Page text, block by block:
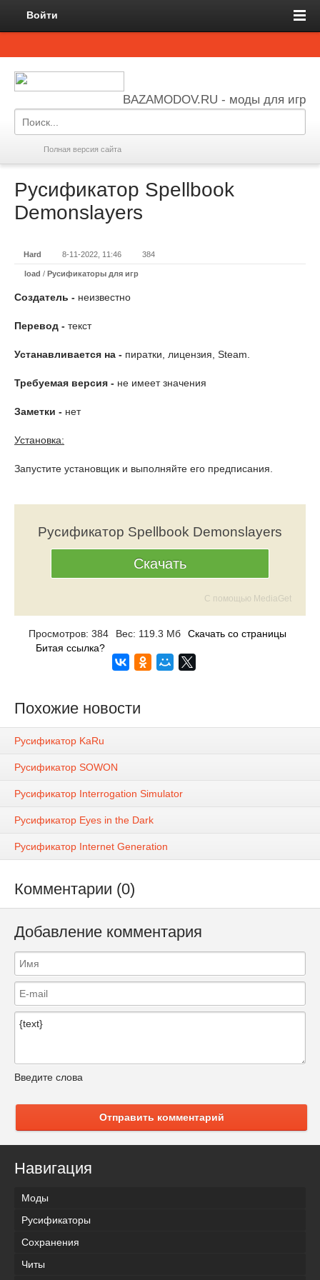
Войти
BAZAMODOV.RU - моды для игр
Полная версия сайта
Русификатор Spellbook
Demonslayers
Hard 8-11-2022, 11:46 384
load / Русификаторы для игр
Создатель - неизвестно
Перевод - текст
Устанавливается на - пиратки, лицензия, Steam.
Требуемая версия - не имеет значения
Заметки - нет
Установка:
Запустите установщик и выполняйте его предписания.
Русификатор Spellbook Demonslayers
Скачать
С помощью MediaGet
Просмотров: 384 Вес: 119.3 Мб
Скачать со страницы
Битая ссылка?
Похожие новости
Русификатор KaRu
Русификатор SOWON
Русификатор Interrogation Simulator
Русификатор Eyes in the Dark
Русификатор Internet Generation
Комментарии (0)
Добавление комментария
Введите слова
Отправить комментарий
Навигация
Моды
Русификаторы
Сохранения
Читы